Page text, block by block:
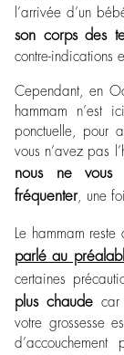
l’arrivée d’un
son corps des
contre-indications
Cependant, en
hammam n’est
ponctuelle, pour
vous n’avez pas
nous ne vous
fréquenter, une
Le hammam
parlé au
certaines
plus chaudecar
votre grossesse